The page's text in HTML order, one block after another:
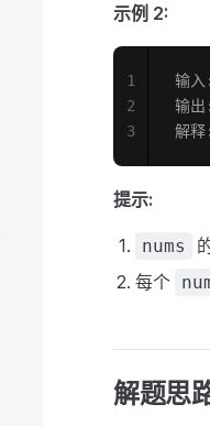
示例 2:
输
输
解
1
2
3
提示:
nums
每个
解题思